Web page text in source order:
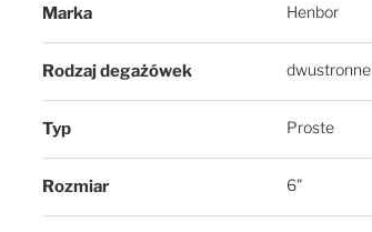
Marka Henbor
Rodzaj degażówek dwustronne
Typ Proste
Rozmiar 6"